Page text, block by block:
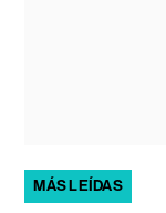
MÁS LEÍDAS